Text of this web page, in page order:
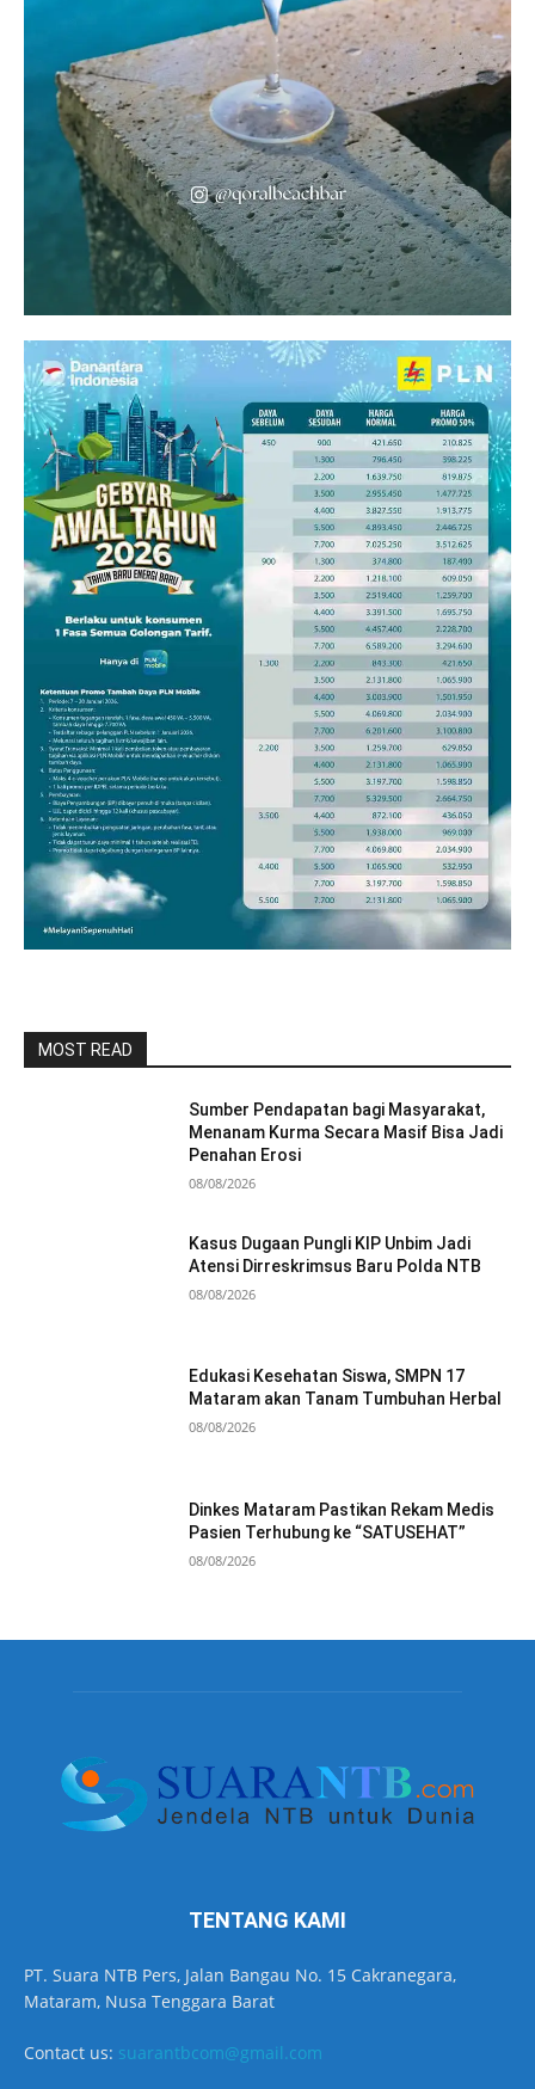
MOST READ
Sumber Pendapatan bagi Masyarakat,
Menanam Kurma Secara Masif Bisa Jadi
Penahan Erosi
08/08/2026
Kasus Dugaan Pungli KIP Unbim Jadi
Atensi Dirreskrimsus Baru Polda NTB
08/08/2026
Edukasi Kesehatan Siswa, SMPN 17
Mataram akan Tanam Tumbuhan Herbal
08/08/2026
Dinkes Mataram Pastikan Rekam Medis
Pasien Terhubung ke “SATUSEHAT”
08/08/2026
TENTANG KAMI
PT. Suara NTB Pers, Jalan Bangau No. 15 Cakranegara,
Mataram, Nusa Tenggara Barat
Contact us: suarantbcom@gmail.com